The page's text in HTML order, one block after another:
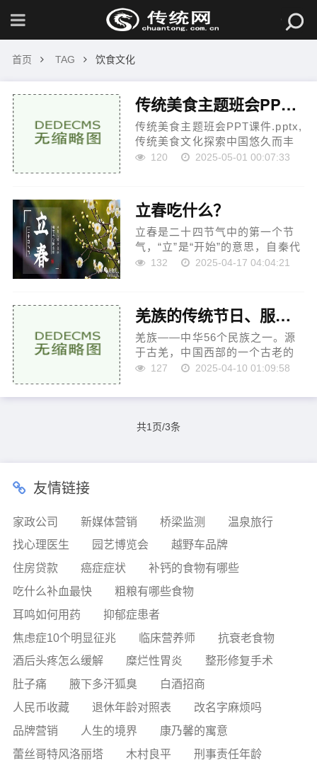
首页 TAG 饮食文化
传统美食主题班会PPT课件.pptx
传统美食主题班会PPT课件.pptx,
传统美食文化探索中国悠久而丰
富多彩的饮食传统,了解地域特
120 2025-05-01 00:07:33
立春吃什么？
立春是二十四节气中的第一个节
气，“立”是“开始”的意思，自秦代
以来，中国就一直以立春作为春
132 2025-04-17 04:04:21
羌族的传统节日、服饰、饮食和习俗等
羌族——中华56个民族之一。源
于古羌，中国西部的一个古老的
民族。汉程网整理分享羌族的传
羌族舞蹈、羌族习俗等羌族特色
127 2025-04-10 01:09:58
共1页/3条
友情链接
家政公司 新媒体营销 桥梁监测
温泉旅行
找心理医生
园艺博览会
越野车品牌
住房贷款
癌症症状
补钙的食物有哪些
吃什么补血最快
粗粮有哪些食物
耳鸣如何用药
抑郁症患者
焦虑症10个明显征兆
临床营养师
抗衰老食物
酒后头疼怎么缓解
糜烂性胃炎
整形修复手术
肚子痛
腋下多汗狐臭
白酒招商
人民币收藏
退休年龄对照表
改名字麻烦吗
品牌营销
人生的境界
康乃馨的寓意
蕾丝哥特风洛丽塔
木村良平
刑事责任年龄